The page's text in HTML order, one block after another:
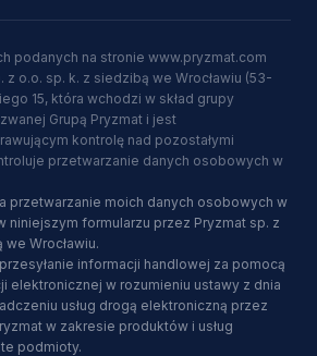
podanych na stronie www.pryzmat.com
z o.o. sp. k. z siedzibą we Wrocławiu (53-
15, która wchodzi w skład grupy
Grupą Pryzmat i jest
kontrolę nad pozostałymi
przetwarzanie danych osobowych w
przetwarzanie moich danych osobowych w
niniejszym formularzu przez Pryzmat sp. z
Wrocławiu.
informacji handlowej za pomocą
elektronicznej w rozumieniu ustawy z dnia
usług drogą elektroniczną przez
w zakresie produktów i usług
podmioty.